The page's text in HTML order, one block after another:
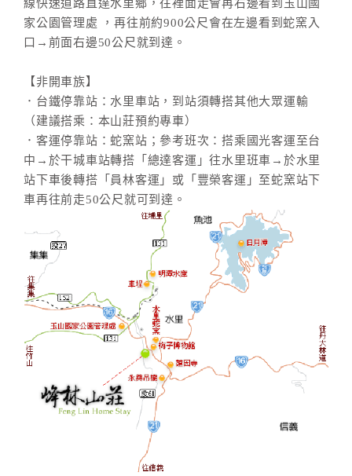
線快速道路直達水里鄉，往裡面走會再右邊看到玉山國
家公園管理處 ，再往前約900公尺會在左邊看到蛇窯入
口→前面右邊50公尺就到達。
【非開車族】
．台鐵停靠站：水里車站，到站須轉搭其他大眾運輸
（建議搭乘：本山莊預約專車）
．客運停靠站：蛇窯站；參考班次：搭乘國光客運至台
中→於干城車站轉搭「總達客運」往水里班車→於水里
站下車後轉搭「員林客運」或「豐榮客運」至蛇窯站下
車再往前走50公尺就可到達。